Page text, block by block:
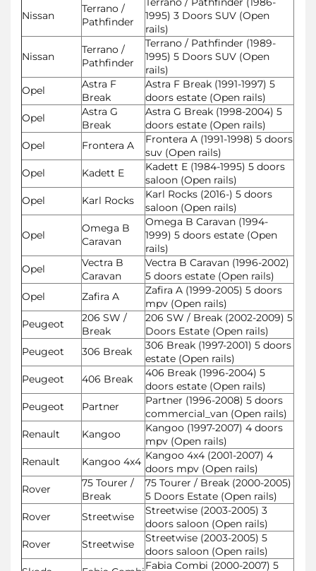
Nissan
Terrano /
Pathfinder
1995) 3 Doors SUV (Open
rails)
Nissan
Terrano /
Pathfinder
Terrano / Pathfinder (1989-
1995) 5 Doors SUV (Open
rails)
Opel
Astra F
Break
Astra F Break (1991-1997) 5
doors estate (Open rails)
Opel
Astra G
Break
Astra G Break (1998-2004) 5
doors estate (Open rails)
Opel
Frontera A
Frontera A (1991-1998) 5 doors
suv (Open rails)
Opel
Kadett E
Kadett E (1984-1995) 5 doors
saloon (Open rails)
Opel
Karl Rocks
Karl Rocks (2016-) 5 doors
saloon (Open rails)
Opel
Omega B
Caravan
Omega B Caravan (1994-
1999) 5 doors estate (Open
rails)
Opel
Vectra B
Caravan
Vectra B Caravan (1996-2002)
5 doors estate (Open rails)
Opel
Zafira A
Zafira A (1999-2005) 5 doors
mpv (Open rails)
Peugeot
206 SW /
Break
206 SW / Break (2002-2009) 5
Doors Estate (Open rails)
Peugeot
306 Break
306 Break (1997-2001) 5 doors
estate (Open rails)
Peugeot
406 Break
406 Break (1996-2004) 5
doors estate (Open rails)
Peugeot
Partner
Partner (1996-2008) 5 doors
commercial_van (Open rails)
Renault
Kangoo
Kangoo (1997-2007) 4 doors
mpv (Open rails)
Renault
Kangoo 4x4 Kangoo 4x4 (2001-2007) 4
doors mpv (Open rails)
Rover
75 Tourer /
Break
75 Tourer / Break (2000-2005)
5 Doors Estate (Open rails)
Rover
Streetwise
Streetwise (2003-2005) 3
doors saloon (Open rails)
Rover
Streetwise
Streetwise (2003-2005) 5
doors saloon (Open rails)
Fabia Combi (2000-2007) 5